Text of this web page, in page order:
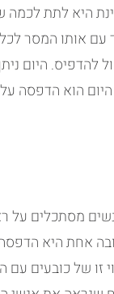
היא לתת לכמה
עם אותו המסר
היום
היום הוא הדפסה
מסתכלים על
אחת היא
של כובעים עם